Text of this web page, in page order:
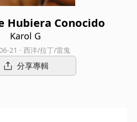
Hubiera Conocido
Karol G
21 · 西洋/拉丁/雷鬼
分享專輯